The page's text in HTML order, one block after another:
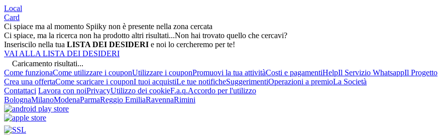
Local
Card
Ci spiace ma al momento Spiiky non è presente nella zona cercata
Ci spiace, ma la ricerca non ha prodotto altri risultati...Non hai trovato quello che cercavi?
Inseriscilo nella tua LISTA DEI DESIDERI e noi lo cercheremo per te!
VAI ALLA LISTA DEI DESIDERI
Caricamento risultati...
Come funzionaCome utilizzare i couponUtilizzare i couponPromuovi la tua attivitàCosti e pagamentiHelpIl Servizio WhatsappIl Progetto
Crea una offertaCome scaricare i couponI tuoi acquistiLe tue notificheSuggerimentiOperazioni a premioLa Società
Contattaci Lavora con noiPrivacyUtilizzo dei cookieF.a.q.Accordo per l'utilizzo
BolognaMilanoModenaParmaReggio EmiliaRavennaRimini